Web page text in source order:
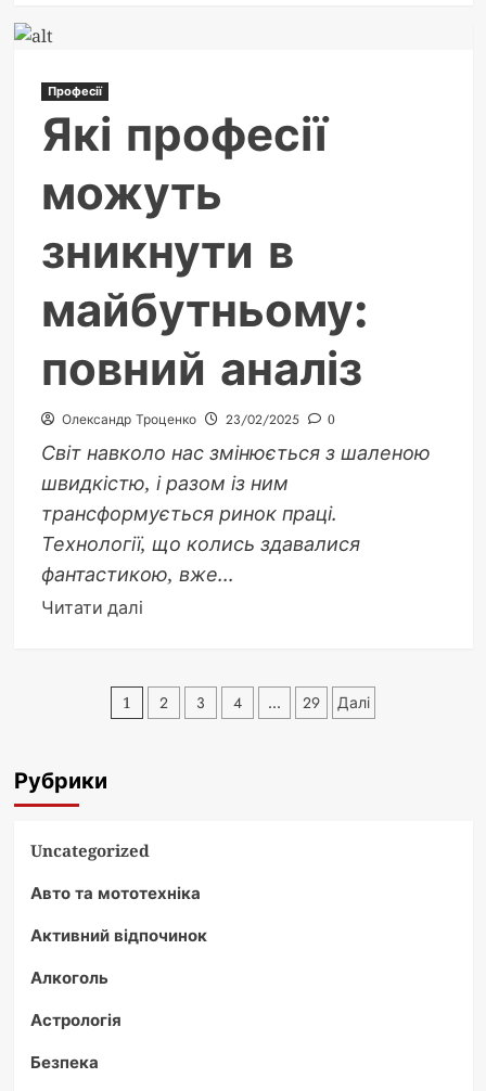
разом
в
одному
акваріумі?
Професії
Які професії
можуть
зникнути в
майбутньому:
повний аналіз
Олександр Троценко 23/02/2025 0
Світ навколо нас змінюється з шаленою
швидкістю, і разом із ним
трансформується ринок праці.
Технології, що колись здавалися
фантастикою, вже...
Читати даліДокладніше
професії
можуть
аналіз
Пагінація
1 2 3 4 … 29 Далі
Рубрики
Uncategorized
Авто та мототехніка
Активний відпочинок
Алкоголь
Астрологія
Безпека